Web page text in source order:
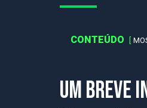
CONTEÚDO
UM BREVE